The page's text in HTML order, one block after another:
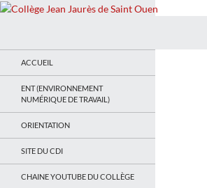
ACCUEIL
ENT (ENVIRONNEMENT
NUMÉRIQUE DE TRAVAIL)
ORIENTATION
SITE DU CDI
CHAINE YOUTUBE DU COLLÈGE